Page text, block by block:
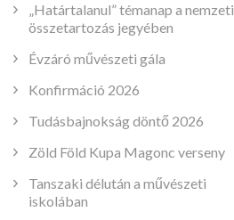
„Határtalanul” témanap a nemzeti
összetartozás jegyében
Évzáró művészeti gála
Konfirmáció 2026
Tudásbajnokság döntő 2026
Zöld Föld Kupa Magonc verseny
Tanszaki délután a művészeti
iskolában